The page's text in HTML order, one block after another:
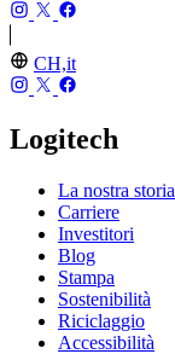
CH,it
Logitech
La nostra storia
Carriere
Investitori
Blog
Stampa
Sostenibilità
Riciclaggio
Accessibilità